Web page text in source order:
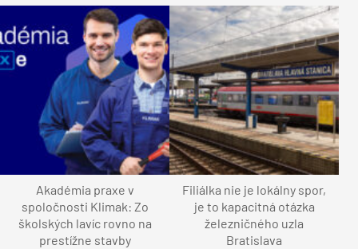
Akadémia praxe v
spoločnosti Klimak: Zo
školských lavíc rovno na
prestížne stavby
Filiálka nie je lokálny spor,
je to kapacitná otázka
železničného uzla
Bratislava